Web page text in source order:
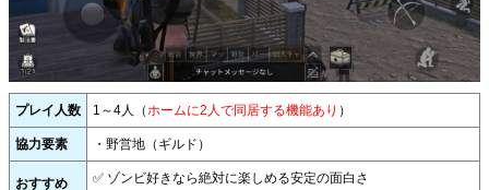
プレイ人数 1～4人（ホームに2人で同居する機能あり ）
協力要素 ・野営地（ギルド）
おすすめ
✅ ゾンビ好きなら絶対に楽しめる安定の面白さ